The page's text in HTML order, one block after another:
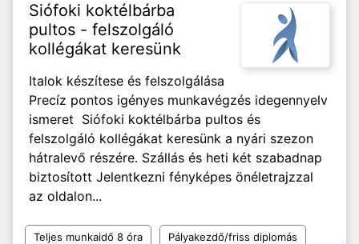
Siófoki koktélbárba
pultos - felszolgáló
kollégákat keresünk
Italok készítese és felszolgálása
Precíz pontos igényes munkavégzés idegennyelv
ismeret Siófoki koktélbárba pultos és
felszolgáló kollégákat keresünk a nyári szezon
hátralevő részére. Szállás és heti két szabadnap
biztosított Jelentkezni fényképes önéletrajzzal
az oldalon...
Teljes munkaidő 8 óra Pályakezdő/friss diplomás